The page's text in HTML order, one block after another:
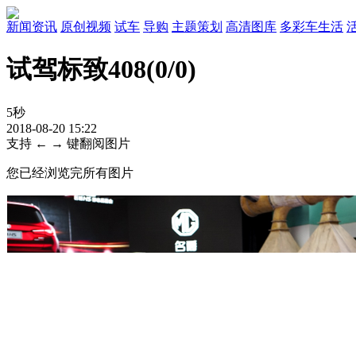
新闻资讯 原创视频 试车 导购 主题策划 高清图库 多彩车生活
试驾标致408(0/0)
5秒
2018-08-20 15:22
支持 ← → 键翻阅图片
您已经浏览完所有图片